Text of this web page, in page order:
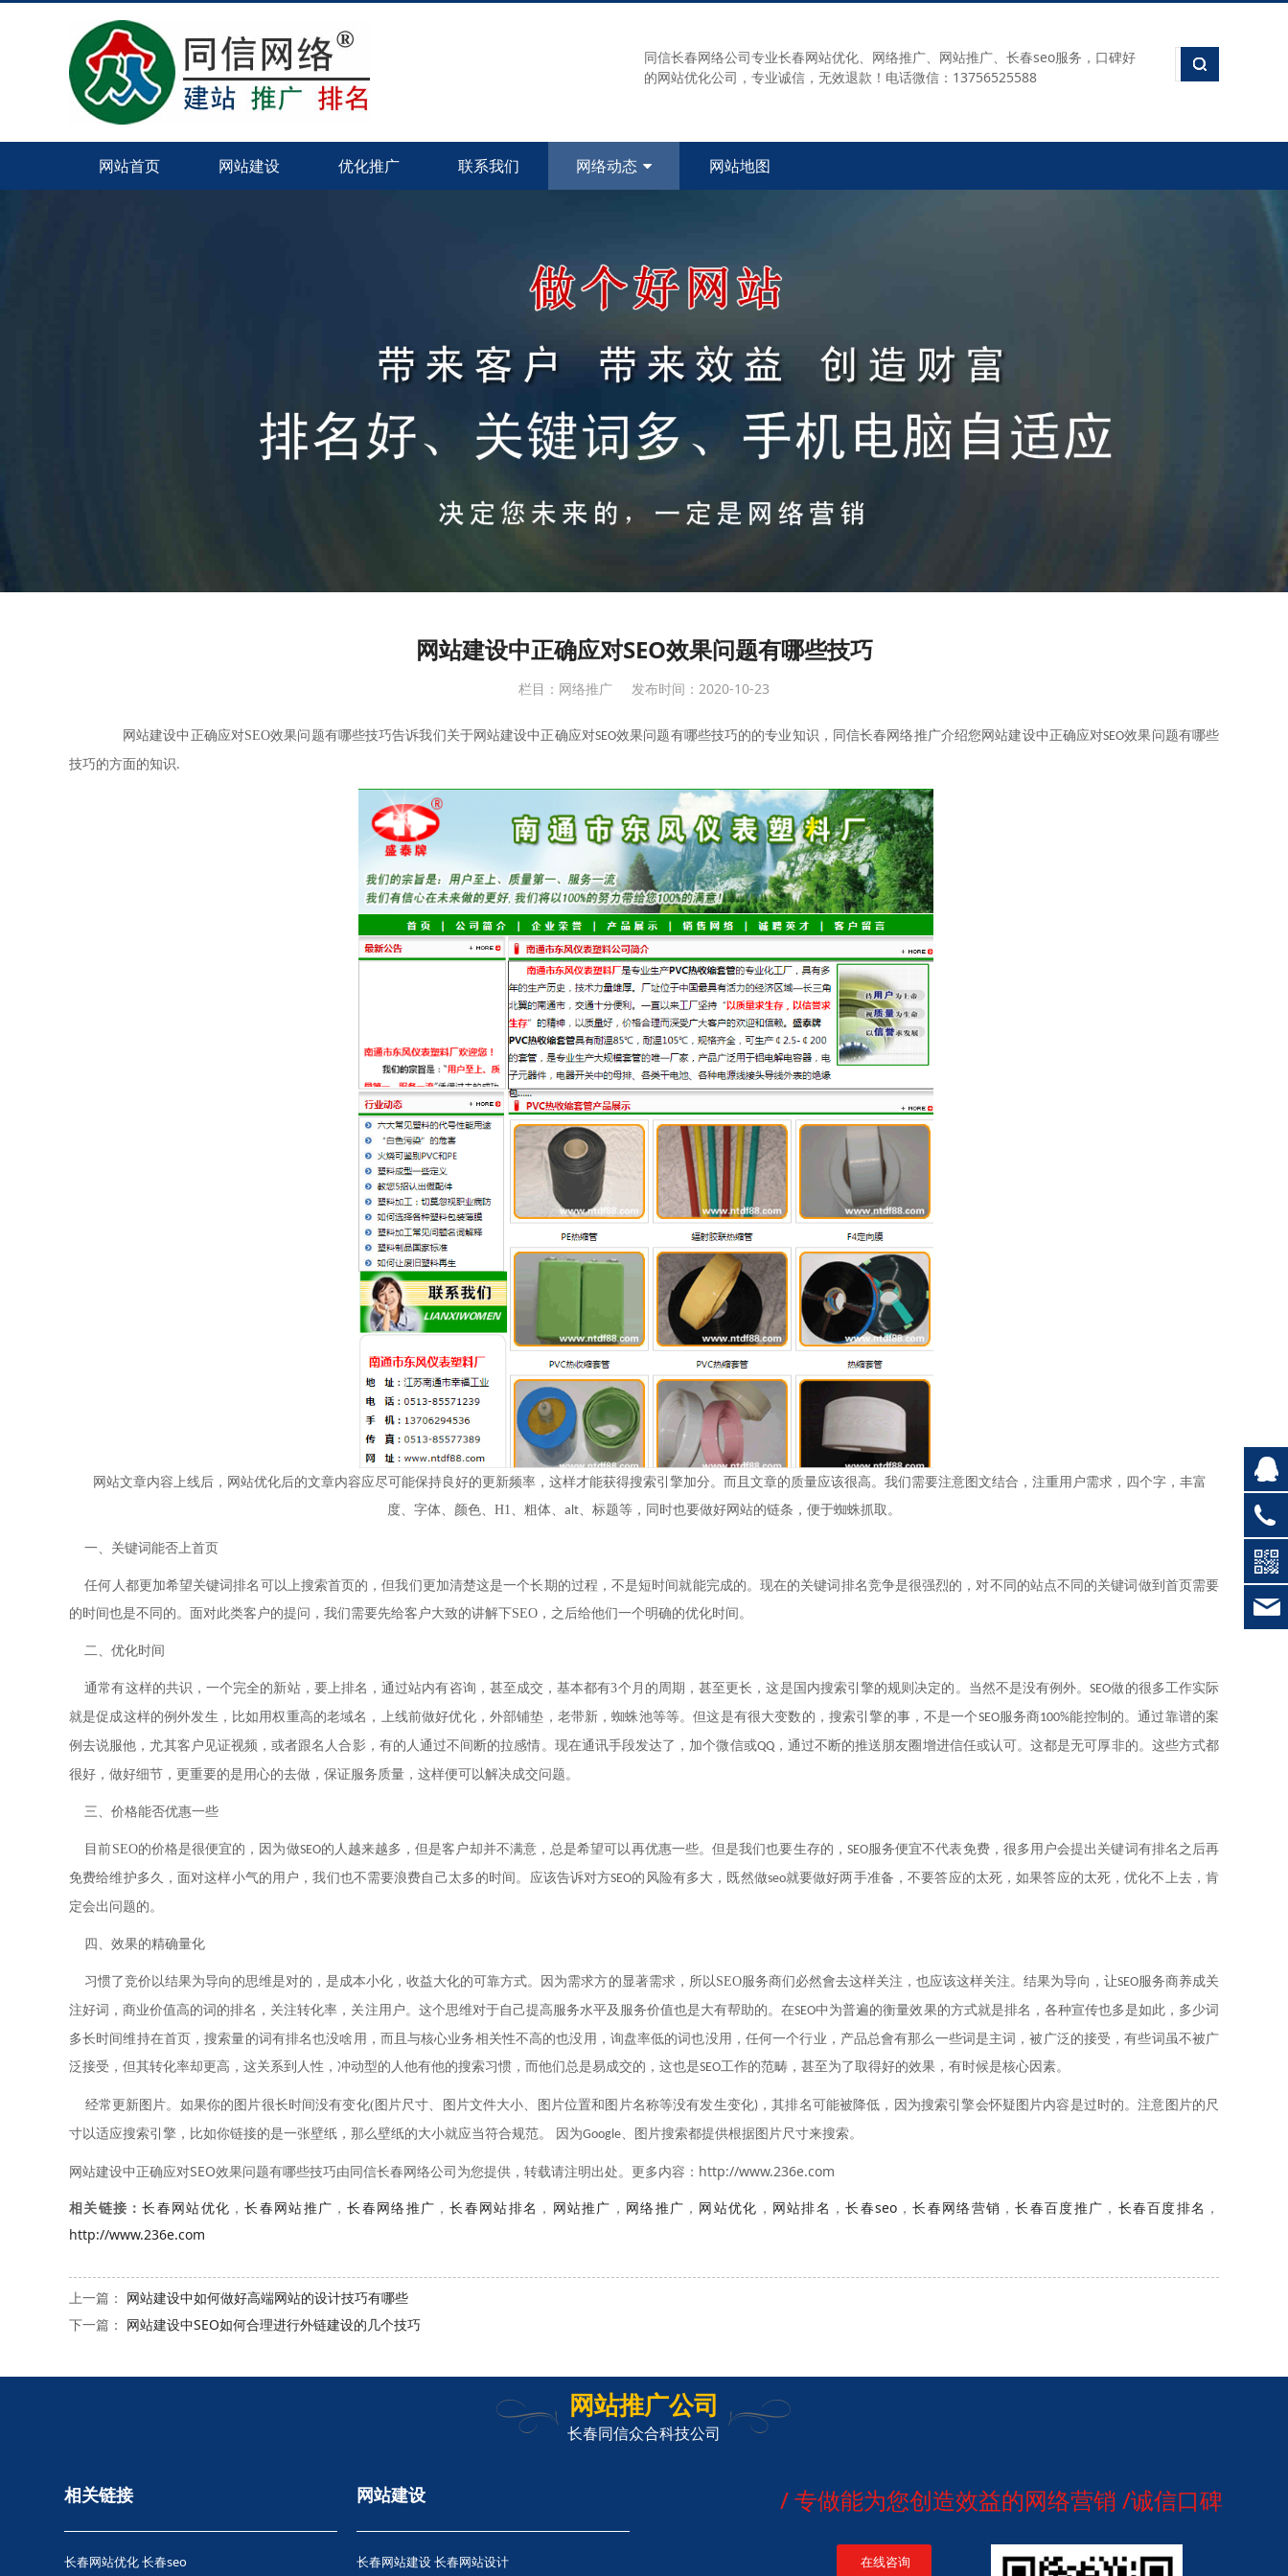
同信长春网络公司专业长春网站优化、网络推广、网站推广、长春seo服务，口碑好
的网站优化公司，专业诚信，无效退款！电话微信：13756525588
网站首页 网站建设 优化推广 联系我们 网络动态 网站地图
网站建设中正确应对SEO效果问题有哪些技巧
栏目：网络推广 发布时间：2020-10-23
网站建设中正确应对SEO效果问题有哪些技巧告诉我们关于网站建设中正确应对SEO效果问题有哪些技巧的的专业知识，同信长春网络推广介绍您网站建设中正确应对SEO效果问题有哪些
技巧的方面的知识.
网站文章内容上线后，网站优化后的文章内容应尽可能保持良好的更新频率，这样才能获得搜索引擎加分。而且文章的质量应该很高。我们需要注意图文结合，注重用户需求，四个字，丰富
度、字体、颜色、 H1、粗体、 alt、标题等，同时也要做好网站的链条，便于蜘蛛抓取。
一、关键词能否上首页
任何人都更加希望关键词排名可以上搜索首页的，但我们更加清楚这是一个长期的过程，不是短时间就能完成的。现在的关键词排名竞争是很强烈的，对不同的站点不同的关键词做到首页需要
的时间也是不同的。面对此类客户的提问，我们需要先给客户大致的讲解下SEO ，之后给他们一个明确的优化时间。
二、优化时间
通常有这样的共识，一个完全的新站，要上排名，通过站内有咨询，甚至成交，基本都有3个月的周期，甚至更长，这是国内搜索引擎的规则决定的。当然不是没有例外。SEO做的很多工作实际
就是促成这样的例外发生，比如用权重高的老域名，上线前做好优化，外部铺垫，老带新，蜘蛛池等等。但这是有很大变数的，搜索引擎的事，不是一个SEO服务商100%能控制的。通过靠谱的案
例去说服他，尤其客户见证视频，或者跟名人合影，有的人通过不间断的拉感情。现在通讯手段发达了，加个微信或QQ，通过不断的推送朋友圈增进信任或认可。这都是无可厚非的。这些方式都
很好，做好细节，更重要的是用心的去做，保证服务质量，这样便可以解决成交问题。
三、价格能否优惠一些
目前SEO的价格是很便宜的，因为做SEO的人越来越多，但是客户却并不满意，总是希望可以再优惠一些。但是我们也要生存的， SEO服务便宜不代表免费，很多用户会提出关键词有排名之后再
免费给维护多久，面对这样小气的用户，我们也不需要浪费自己太多的时间。应该告诉对方SEO的风险有多大，既然做seo就要做好两手准备，不要答应的太死，如果答应的太死，优化不上去，肯
定会出问题的。
四、效果的精确量化
习惯了竞价以结果为导向的思维是对的，是成本小化，收益大化的可靠方式。因为需求方的显著需求，所以SEO服务商们必然會去这样关注，也应该这样关注。结果为导向，让SEO服务商养成关
注好词，商业价值高的词的排名，关注转化率，关注用户。这个思维对于自己提高服务水平及服务价值也是大有帮助的。在SEO中为普遍的衡量效果的方式就是排名，各种宣传也多是如此，多少词
多长时间维持在首页，搜索量的词有排名也没啥用，而且与核心业务相关性不高的也没用，询盘率低的词也没用，任何一个行业，产品总會有那么一些词是主词，被广泛的接受，有些词虽不被广
泛接受，但其转化率却更高，这关系到人性，冲动型的人他有他的搜索习惯，而他们总是易成交的，这也是SEO工作的范畴，甚至为了取得好的效果，有时候是核心因素。
经常更新图片。如果你的图片很长时间没有变化( 图片尺寸、图片文件大小、图片位置和图片名称等没有发生变化) ，其排名可能被降低，因为搜索引擎会怀疑图片内容是过时的。注意图片的尺
寸以适应搜索引擎，比如你链接的是一张壁纸，那么壁纸的大小就应当符合规范。 因为Google、图片搜索都提供根据图片尺寸来搜索。
网站建设中正确应对SEO效果问题有哪些技巧由同信长春网络公司为您提供，转载请注明出处。更多内容：http://www.236e.com
相关链接：长春网站优化 ，长春网站推广 ，长春网络推广 ，长春网站排名 ， 网站推广 ， 网络推广 ， 网站优化 ， 网站排名 ，长春seo，长春网络营销 ，长春百度推广 ， 长春百度排名 ，
http://www.236e.com
上一篇： 网站建设中如何做好高端网站的设计技巧有哪些
下一篇： 网站建设中SEO如何合理进行外链建设的几个技巧
网站推广公司
长春同信众合科技公司
相关链接
长春网站优化长春seo
网站建设
长春网站建设 长春网站设计
/ 专做能为您创造效益的网络营销 /诚信口碑
在线咨询